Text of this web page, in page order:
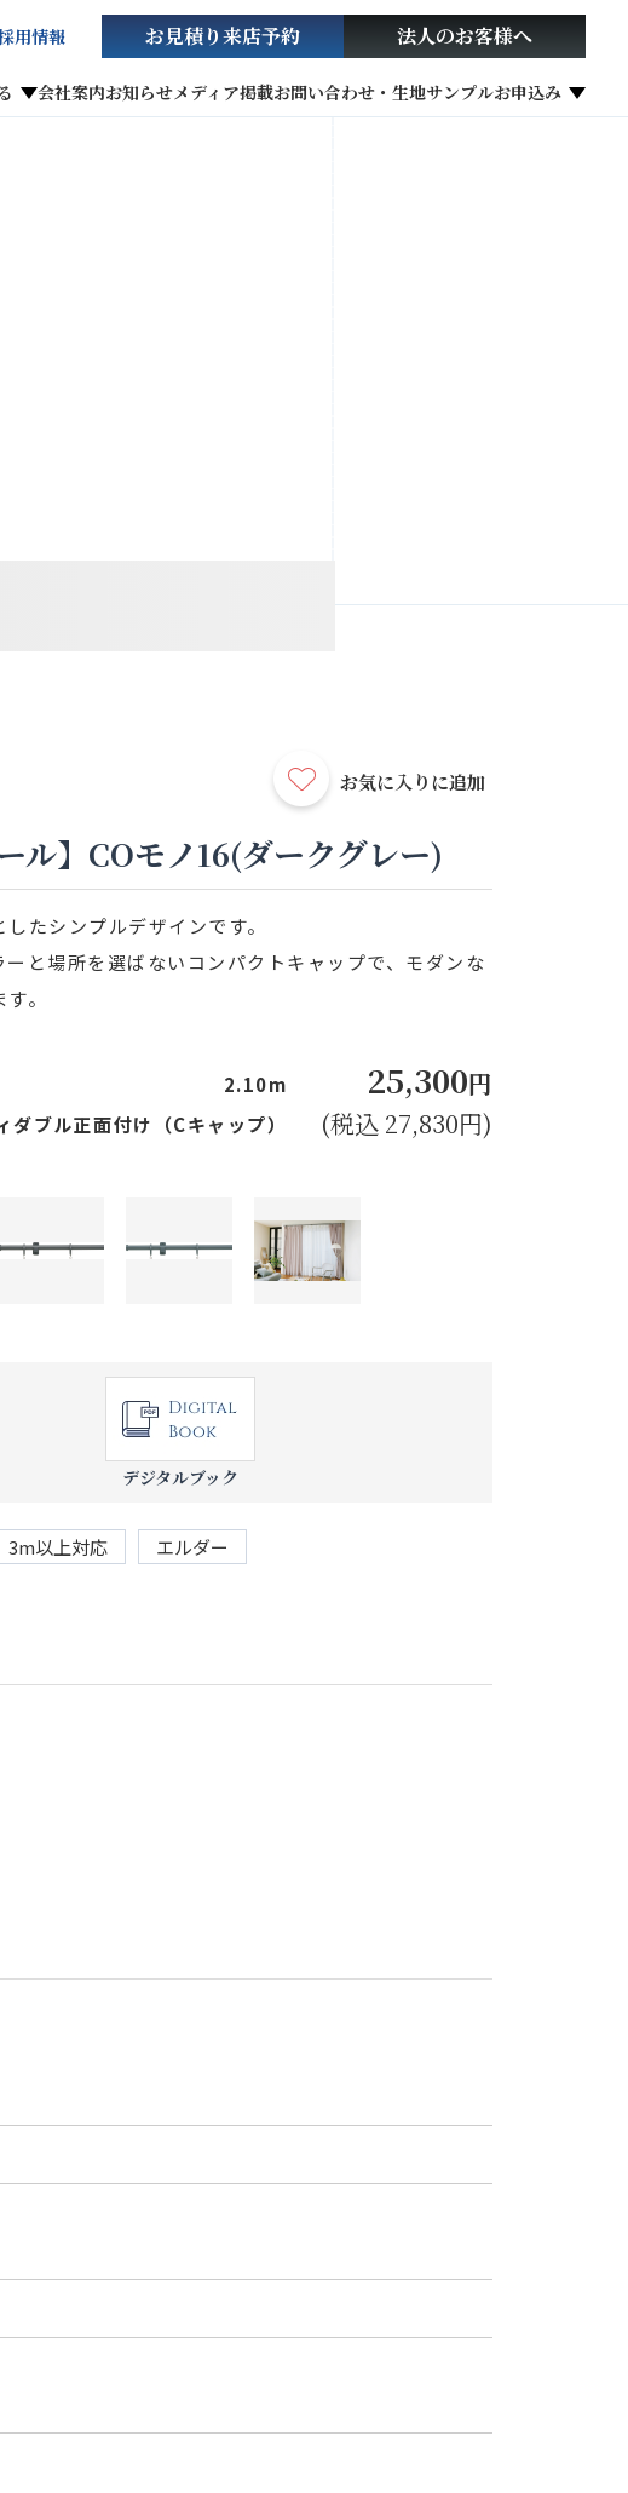
用情報
会社案内お知らせメディア掲載お問い合わせ・生地サンプルお申込み
お見積り来店予約 法人のお客様へ
お気に入りに追加
ル】COモノ16(ダークグレー)
たシンプルデザインです。
ーと場所を選ばないコンパクトキャップで、モダンな
。
2.10m
ダブル正面付け（Cキャップ）
25,300円
(税込 27,830円)
デジタルブック
3m以上対応 エルダー